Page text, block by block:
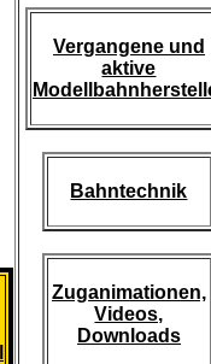
Vergangene und
aktive
Bahntechnik
Zuganimationen,
Videos,
Downloads